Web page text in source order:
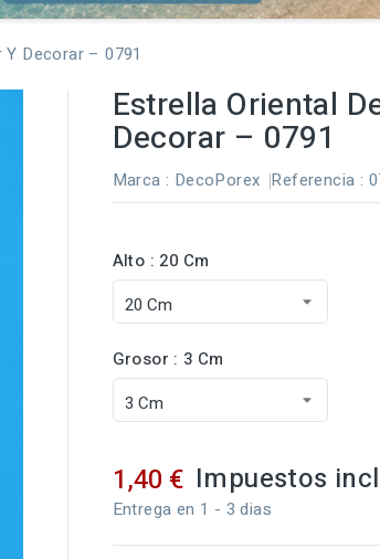
Decorar – 0791
Estrella Oriental
Decorar – 0791
Marca : DecoPorex Referencia :
Alto : 20 Cm
Grosor : 3 Cm
1,40 € Impuestos
Entrega en 1 - 3 dias